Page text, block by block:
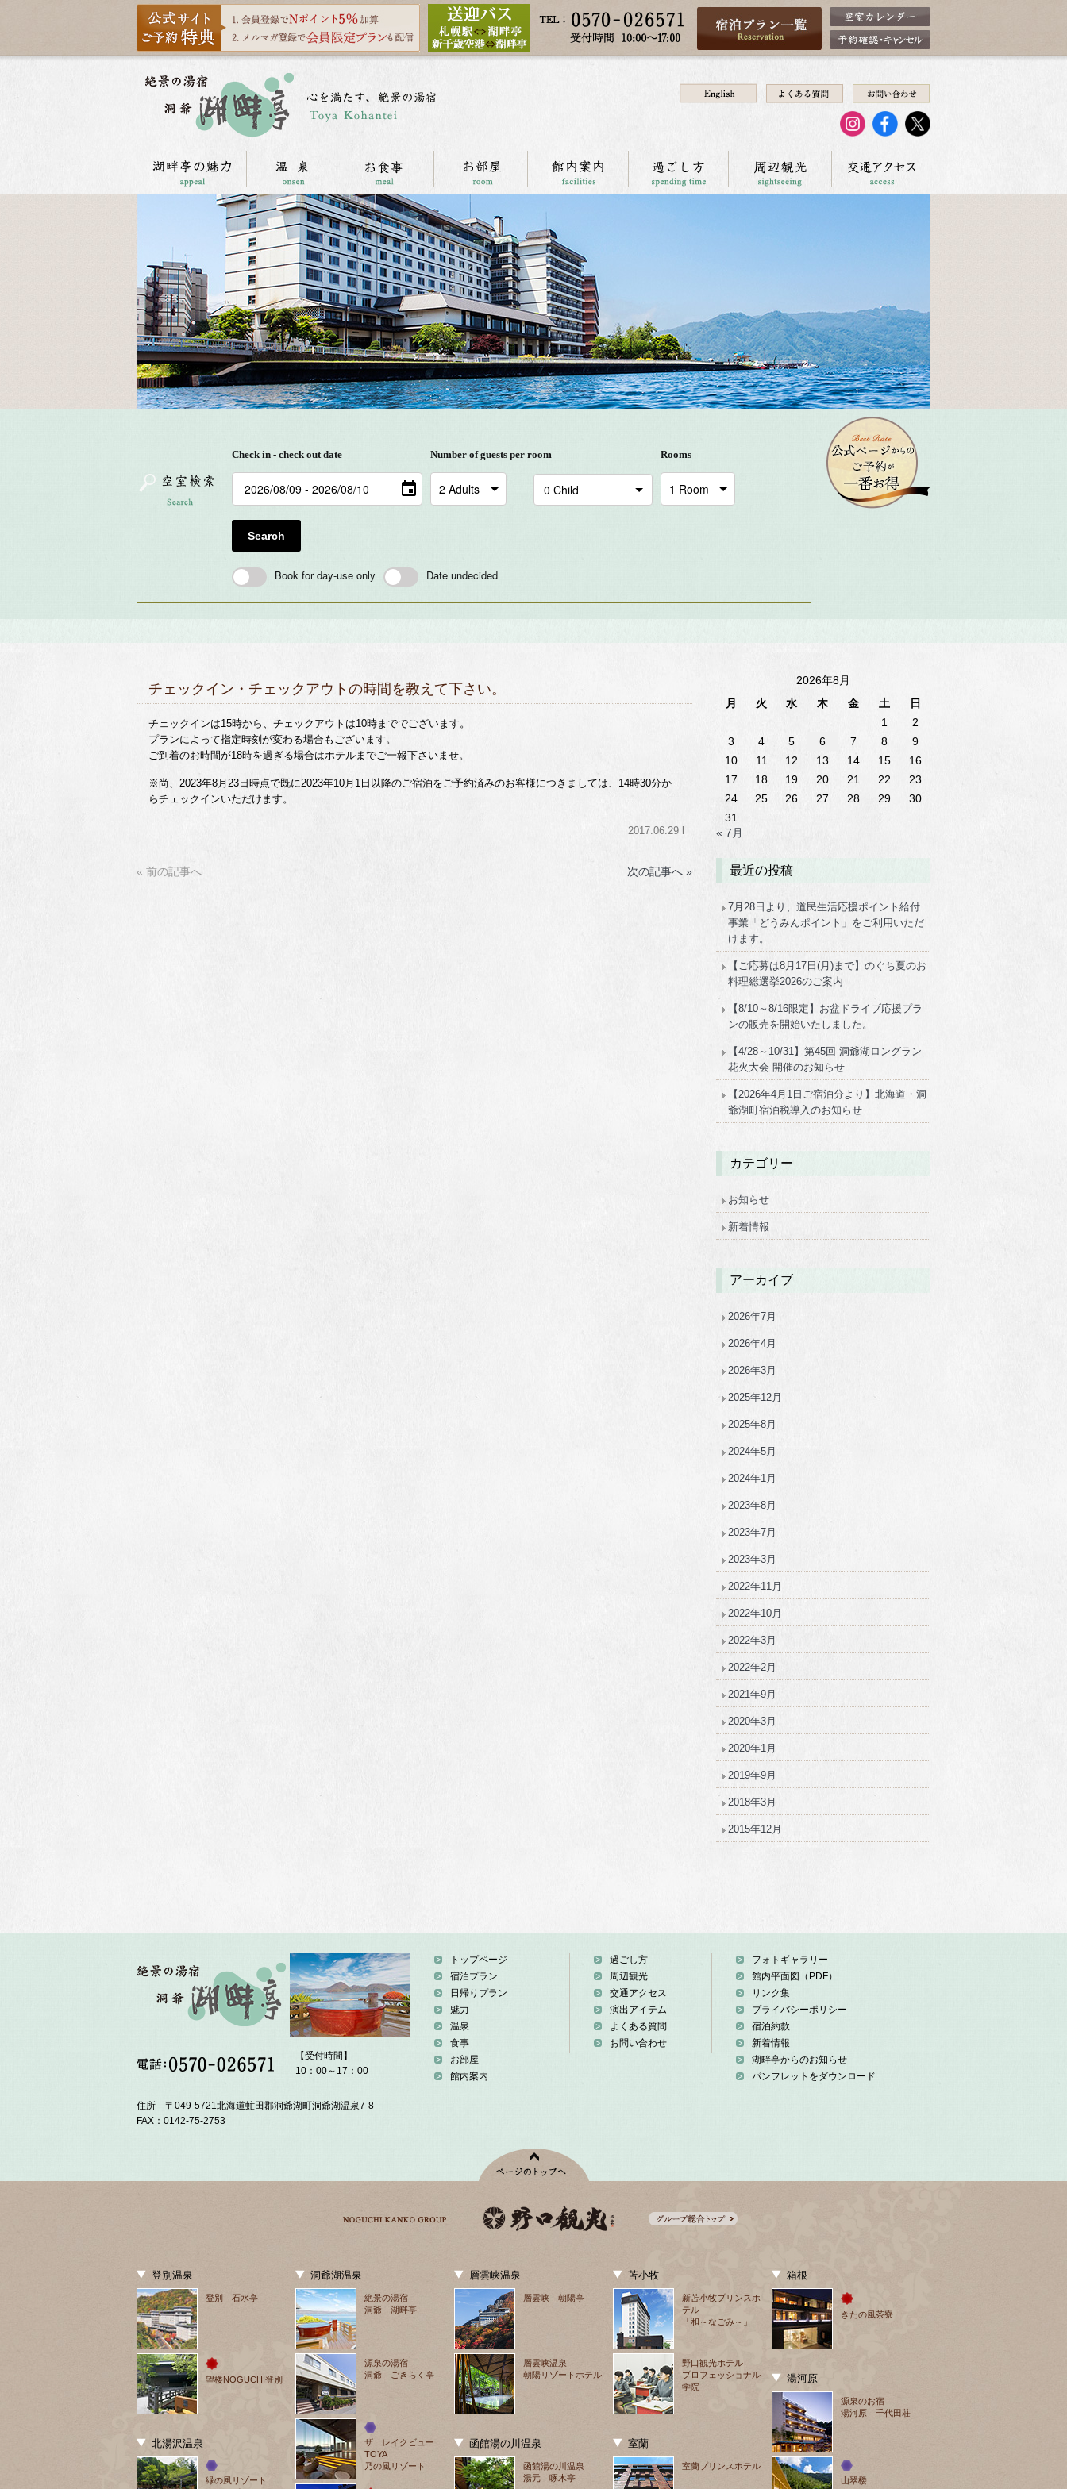
Check in - check out date Number of guests per room Rooms
Search
Book for day-use only Date undecided
チェックイン・チェックアウトの時間を教えて下さい。
チェックインは15時から、チェックアウトは10時まででございます。
プランによって指定時刻が変わる場合もございます。
ご到着のお時間が18時を過ぎる場合はホテルまでご一報下さいませ。
※尚、2023年8月23日時点で既に2023年10月1日以降のご宿泊をご予約済みのお客様につきましては、14時30分か
らチェックインいただけます。
2017.06.29 l
« 前の記事へ 次の記事へ »
2026年8月
月
火 水 木 金 土
日
1
2
3
4 5 6 7 8
9
10
11 12 13 14 15
16
17
18 19 20 21 22
23
24
25 26 27 28 29
30
31
« 7月
最近の投稿
7月28日より、道民生活応援ポイント給付
事業「どうみんポイント」をご利用いただ
けます。
【ご応募は8月17日(月)まで】のぐち夏のお
料理総選挙2026のご案内
【8/10～8/16限定】お盆ドライブ応援プラ
ンの販売を開始いたしました。
【4/28～10/31】第45回 洞爺湖ロングラン
花火大会 開催のお知らせ
【2026年4月1日ご宿泊分より】北海道・洞
爺湖町宿泊税導入のお知らせ
カテゴリー
お知らせ
新着情報
アーカイブ
2026年7月
2026年4月
2026年3月
2025年12月
2025年8月
2024年5月
2024年1月
2023年8月
2023年7月
2023年3月
2022年11月
2022年10月
2022年3月
2022年2月
2021年9月
2020年3月
2020年1月
2019年9月
2018年3月
2015年12月
【受付時間】
10：00～17：00
住所 〒049-5721北海道虻田郡洞爺湖町洞爺湖温泉7-8
FAX：0142-75-2753
トップページ
宿泊プラン
日帰りプラン
魅力
温泉
食事
お部屋
館内案内
過ごし方
周辺観光
交通アクセス
演出アイテム
よくある質問
お問い合わせ
フォトギャラリー
館内平面図（PDF）
リンク集
プライバシーポリシー
宿泊約款
新着情報
湖畔亭からのお知らせ
パンフレットをダウンロード
登別温泉
登別 石水亭
望楼NOGUCHI登別
北湯沢温泉
緑の風リゾート
洞爺湖温泉
絶景の湯宿
洞爺 湖畔亭
源泉の湯宿
洞爺 ごきらく亭
ザ　レイクビュー
TOYA
乃の風リゾート
層雲峡温泉
層雲峡 朝陽亭
層雲峡温泉
朝陽リゾートホテル
函館湯の川温泉
函館湯の川温泉
湯元 啄木亭
苫小牧
新苫小牧プリンスホ
テル
「和～なごみ～」
野口観光ホテル
プロフェッショナル
学院
室蘭
室蘭プリンスホテル
箱根
きたの風茶寮
湯河原
源泉のお宿
湯河原 千代田荘
山翠楼